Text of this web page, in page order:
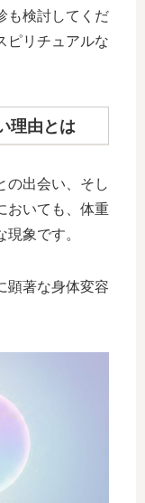
も検討してくだ
ピリチュアルな
理由とは
の出会い、そし
おいても、体重
象です。
顕著な身体変容